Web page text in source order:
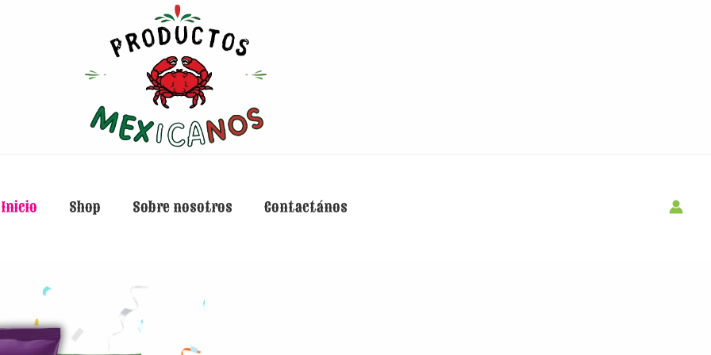
Inicio Shop Sobre nosotros Contactános